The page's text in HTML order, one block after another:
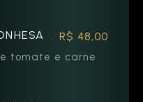
R$ 48,00
tomate e carne